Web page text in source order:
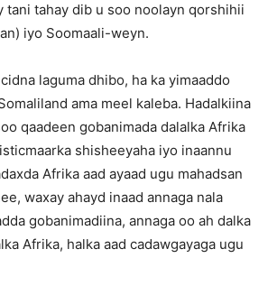
tani tahay dib u soo noolayn qorshihii
iyo Soomaali-weyn.
laguma dhibo, ha ka yimaaddo
ama meel kaleba. Hadalkiina
qaadeen gobanimada dalalka Afrika
shisheeyaha iyo inaannu
Afrika aad ayaad ugu mahadsan
waxay ahayd inaad annaga nala
gobanimadiina, annaga oo ah dalka
Afrika, halka aad cadawgayaga ugu